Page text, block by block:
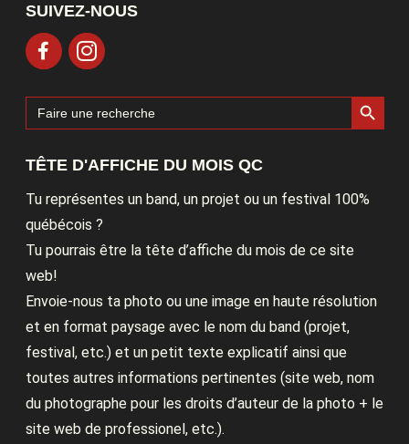
SUIVEZ-NOUS
Search
for:
Search Button
TÊTE D'AFFICHE DU MOIS QC
Tu représentes un band, un projet ou un festival 100%
québécois ?
Tu pourrais être la tête d’affiche du mois de ce site
web!
Envoie-nous ta photo ou une image en haute résolution
et en format paysage avec le nom du band (projet,
festival, etc.) et un petit texte explicatif ainsi que
toutes autres informations pertinentes (site web, nom
du photographe pour les droits d’auteur de la photo + le
site web de professionel, etc.).